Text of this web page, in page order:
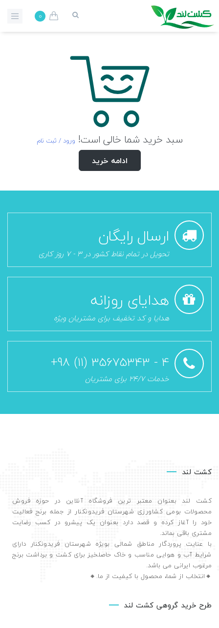
0
سبد خرید شما خالی است! ورود / ثبت نام
ادامه خرید
ارسال رایگان
تحویل در تمام نقاط کشور در 3 - 7 روز کاری
هدایای روزانه
هدایا و کد تخفیف برای مشتریان ویژه
4 - 35675343 (11) 98+
خدمات 24/7 برای مشتریان
کشت لند
کشت لند بعنوان معتبر ترین فروشگاه آنلاین در حوزه فروش
محصولات بومی کشاورزی شهرستان فریدونکنار از جمله برنج فعالیت
خود را آغاز کرده و قصد دارد بعنوان یک پیشرو در کسب رضایت
مشتری باقی بماند.
با عنایت پروردگار مناطق شمالی بویژه شهرستان فریدونکنار دارای
شرایط آب و هوایی مناسب و خاک حاصلخیز برای کشت و برداشت برنج
مرغوب ایرانی می باشد.
🔸️انتخاب از شما، محصول با کیفیت از ما.🔸️
طرح خرید گروهی کشت لند